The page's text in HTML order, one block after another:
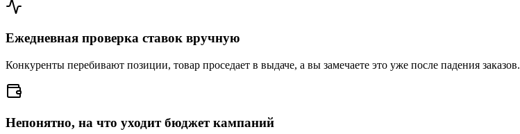
Ежедневная проверка ставок вручную
Конкуренты перебивают позиции, товар проседает в выдаче, а вы замечаете это уже после падения заказов.
Непонятно, на что уходит бюджет кампаний